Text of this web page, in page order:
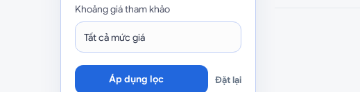
Khoảng giá tham khảo
Áp dụng lọc Đặt lại